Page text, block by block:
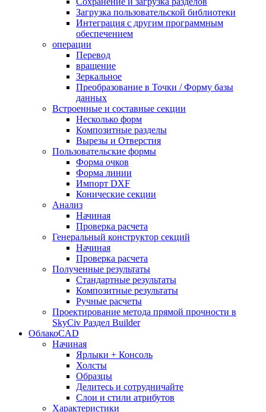
Загрузка пользовательской библиотеки
Интеграция с другим программным
обеспечением
операции
Перевод
вращение
Зеркальное
Преобразование в Точки / Форму базы
данных
Встроенные и составные секции
Несколько форм
Композитные разделы
Вырезы и Отверстия
Пользовательские формы
Форма очков
Форма линии
Импорт DXF
Конические секции
Анализ
Начиная
Проверка расчета
Генеральный конструктор секций
Начиная
Проверка расчета
Полученные результаты
Стандартные результаты
Композитные результаты
Ручные расчеты
Проектирование метода прямой прочности в
SkyCiv Раздел Builder
ОблакоCAD
Начиная
Ярлыки + Консоль
Холсты
Образцы
Делитесь и сотрудничайте
Слои и стили атрибутов
Характеристики